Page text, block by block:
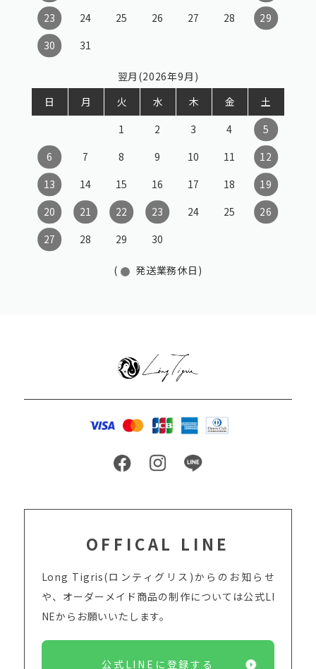
23
24 25 26 27 28
29
30
31
翌月(2026年9月)
日
月 火 水 木 金
土
1
2 3 4
5
6
7 8 9 10 11
12
13
14 15 16 17 18
19
20
21 22 23 24 25
26
27
28 29 30
( 発送業務休日)
OFFICAL LINE
Long Tigris(ロンティグリス)からのお知らせ
や、オーダーメイド商品の制作については公式LI
NEからお願いいたします。
公式LINEに登録する